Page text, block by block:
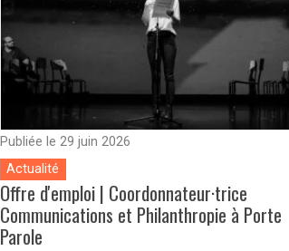
Publiée le 29 juin 2026
Actualité
Offre d'emploi | Coordonnateur·trice
Communications et Philanthropie à Porte
Parole